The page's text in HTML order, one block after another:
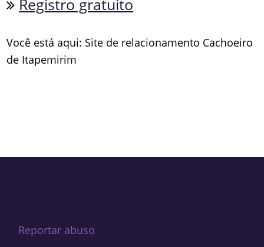
Registro gratuito
Você está aqui: Site de relacionamento Cachoeiro
de Itapemirim
Reportar abuso